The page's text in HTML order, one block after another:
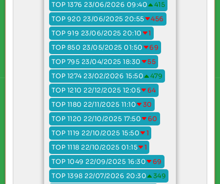
TOP 1376 23/06/2026 09:40
415
TOP 920 23/06/2025 20:55
456
TOP 919 23/06/2025 20:10
1
TOP 850 23/05/2025 01:50
69
TOP 795 23/04/2025 18:30
55
TOP 1274 23/02/2026 15:50
479
TOP 1210 22/12/2025 12:05
64
TOP 1180 22/11/2025 11:10
30
TOP 1120 22/10/2025 17:50
60
TOP 1119 22/10/2025 15:50
1
TOP 1118 22/10/2025 01:15
1
TOP 1049 22/09/2025 16:30
69
TOP 1398 22/07/2026 20:30
349